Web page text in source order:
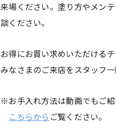
来場ください。塗り方やメン
談ください。
お得にお買い求めいただける
みなさまのご来店をスタッフ
※お手入れ方法は動画でもご紹
こちらから ご覧ください。